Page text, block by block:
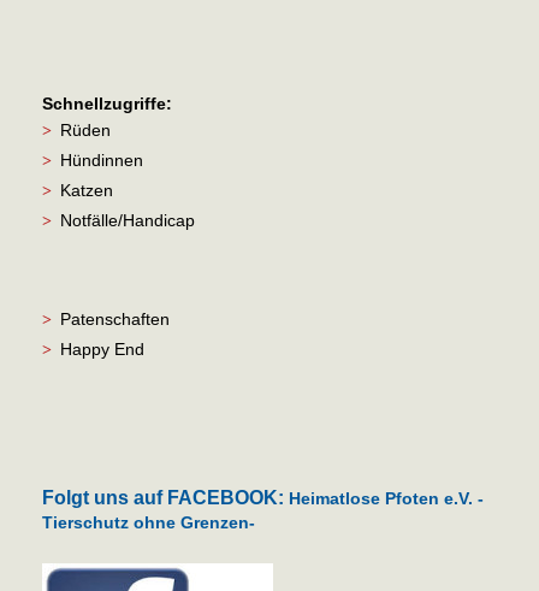
Schnellzugriffe:
> Rüden
> Hündinnen
> Katzen
> Notfälle/Handicap
> Patenschaften
> Happy End
Folgt uns auf FACEBOOK: Heimatlose Pfoten e.V. -
Tierschutz ohne Grenzen-